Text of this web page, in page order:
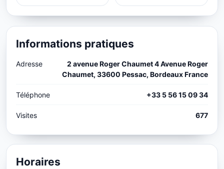
Informations pratiques
Adresse
2 avenue Roger Chaumet 4 Avenue Roger
Chaumet, 33600 Pessac, Bordeaux France
Téléphone +33 5 56 15 09 34
Visites 677
Horaires